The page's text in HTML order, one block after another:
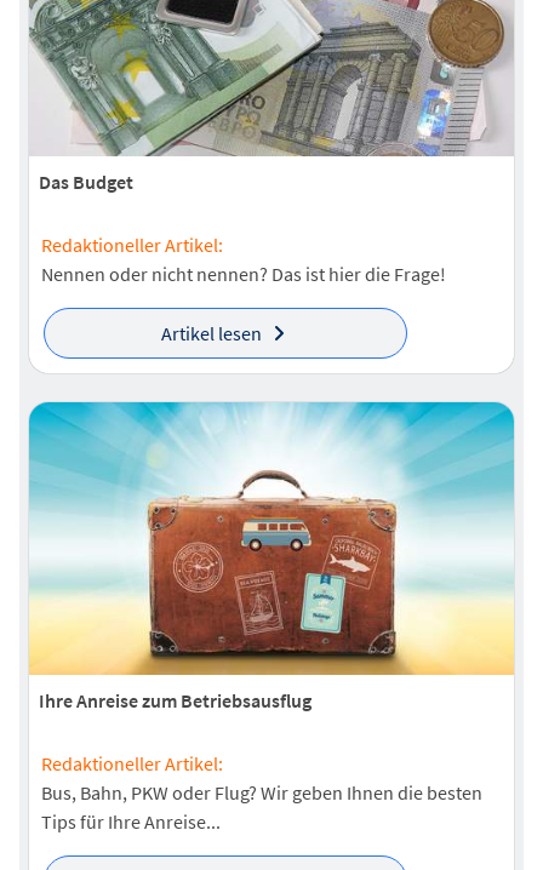
Das Budget
Redaktioneller Artikel:
Nennen oder nicht nennen? Das ist hier die Frage!
Artikel lesen
Ihre Anreise zum Betriebsausflug
Redaktioneller Artikel:
Bus, Bahn, PKW oder Flug? Wir geben Ihnen die besten
Tips für Ihre Anreise...